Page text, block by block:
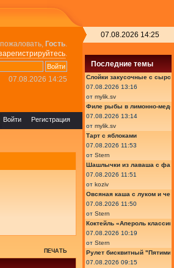
Гость.
.
07.08.2026 14:25
Регистрация
Войти
ПЕЧАТЬ
07.08.2026 14:25
Последние темы
Слойки закусочные с
07.08.2026 13:16
от mylik.sv
Филе рыбы в лимонно-
07.08.2026 13:14
от mylik.sv
Тарт с яблоками
07.08.2026 11:53
от Stern
Шашлычки из лаваша с
07.08.2026 11:51
от koziv
Овсяная каша с луком и
07.08.2026 11:50
от Stern
Коктейль «Апероль
07.08.2026 10:19
от Stern
Рулет бисквитный
07.08.2026 09:15